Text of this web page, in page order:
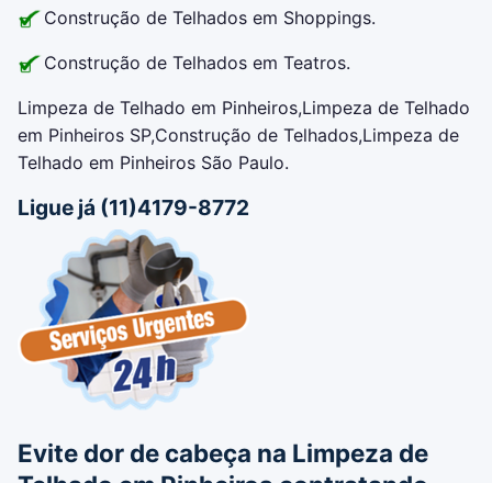
Construção de Telhados em Shoppings.
Construção de Telhados em Teatros.
Limpeza de Telhado em Pinheiros,Limpeza de Telhado
em Pinheiros SP,Construção de Telhados,Limpeza de
Telhado em Pinheiros São Paulo.
Ligue já (11)4179-8772
Evite dor de cabeça na Limpeza de